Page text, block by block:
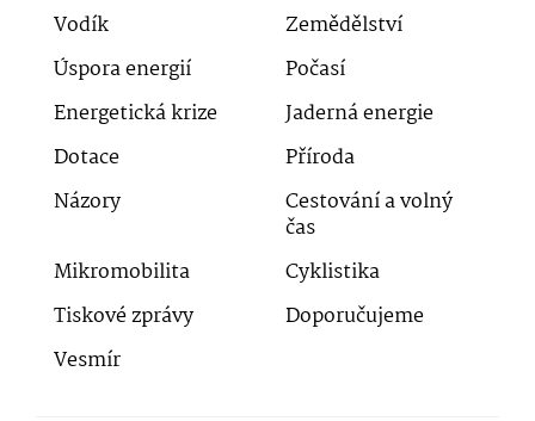
Vodík
Zemědělství
Úspora energií
Počasí
Energetická krize
Jaderná energie
Dotace
Příroda
Názory
Cestování a volný
čas
Mikromobilita
Cyklistika
Tiskové zprávy
Doporučujeme
Vesmír